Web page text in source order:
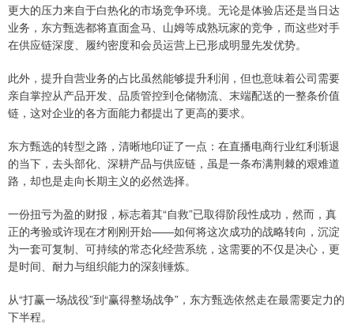
更大的压力来自于白热化的市场竞争环境。无论是体验店还是当日达
业务，东方甄选都将直面盒马、山姆等成熟玩家的竞争，而这些对手
在供应链深度、履约密度和会员运营上已形成明显先发优势。
此外，提升自营业务的占比虽然能够提升利润，但也意味着公司需要
亲自掌控从产品开发、品质管控到仓储物流、末端配送的一整条价值
链，这对企业的各方面能力都提出了更高的要求。
东方甄选的转型之路，清晰地印证了一点：在直播电商行业红利渐退
的当下，去头部化、深耕产品与供应链，虽是一条布满荆棘的艰难道
路，却也是走向长期主义的必然选择。
一份扭亏为盈的财报，标志着其“自救”已取得阶段性成功，然而，真
正的考验或许现在才刚刚开始——如何将这次成功的战略转向，沉淀
为一套可复制、可持续的常态化经营系统，这需要的不仅是决心，更
是时间、耐力与组织能力的深刻锤炼。
从“打赢一场战役”到“赢得整场战争”，东方甄选依然走在最需要定力的
下半程。